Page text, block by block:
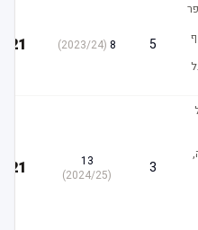
2023/24
)
21
13
2024/25
)
21